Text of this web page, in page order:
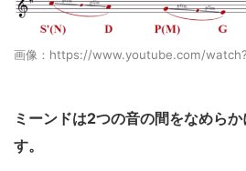
画像：https://www.youtube.com/
ミーンドは2つの音の間をなめら
す。